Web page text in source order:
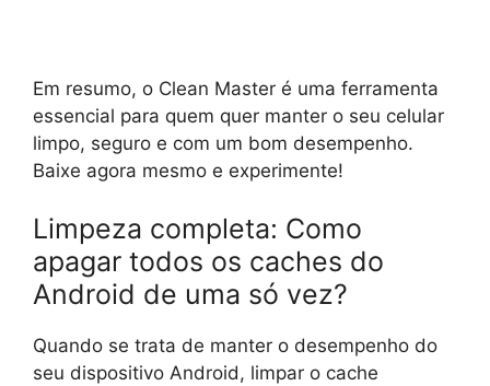
Em resumo, o Clean Master é uma ferramenta
essencial para quem quer manter o seu celular
limpo, seguro e com um bom desempenho.
Baixe agora mesmo e experimente!
Limpeza completa: Como
apagar todos os caches do
Android de uma só vez?
Quando se trata de manter o desempenho do
seu dispositivo Android, limpar o cache